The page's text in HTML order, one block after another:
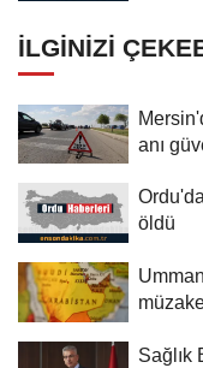
İLGINIZI
anı
öldü
Sağlık